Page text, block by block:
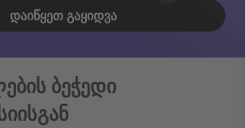
ᲓᲐᲘᲬᲧᲔᲗ ᲒᲐᲧᲘᲓᲕᲐ
ბეჭედი